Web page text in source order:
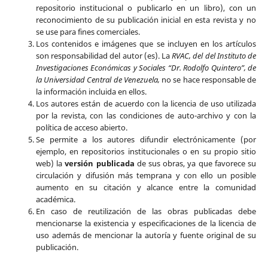
repositorio institucional o publicarlo en un libro), con un
reconocimiento de su publicación inicial en esta revista y no
se use para fines comerciales.
Los contenidos e imágenes que se incluyen en los artículos
son responsabilidad del autor (es). LaRVAC, del del Instituto de
Investigaciones Económicas y Sociales “Dr. Rodolfo Quintero”, de
la Universidad Central de Venezuela, no se hace responsable de
la información incluida en ellos.
Los autores están de acuerdo con la licencia de uso utilizada
por la revista, con las condiciones de auto-archivo y con la
política de acceso abierto.
Se permite a los autores difundir electrónicamente (por
ejemplo, en repositorios institucionales o en su propio sitio
web) laversión publicada de sus obras, ya que favorece su
circulación y difusión más temprana y con ello un posible
aumento en su citación y alcance entre la comunidad
académica.
En caso de reutilización de las obras publicadas debe
mencionarse la existencia y especificaciones de la licencia de
uso además de mencionar la autoría y fuente original de su
publicación.